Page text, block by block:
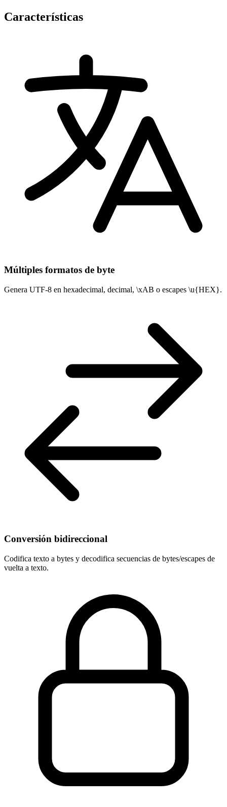
Características
Múltiples formatos de byte
Genera UTF-8 en hexadecimal, decimal, \xAB o escapes \u{HEX}.
Conversión bidireccional
Codifica texto a bytes y decodifica secuencias de bytes/escapes de
vuelta a texto.